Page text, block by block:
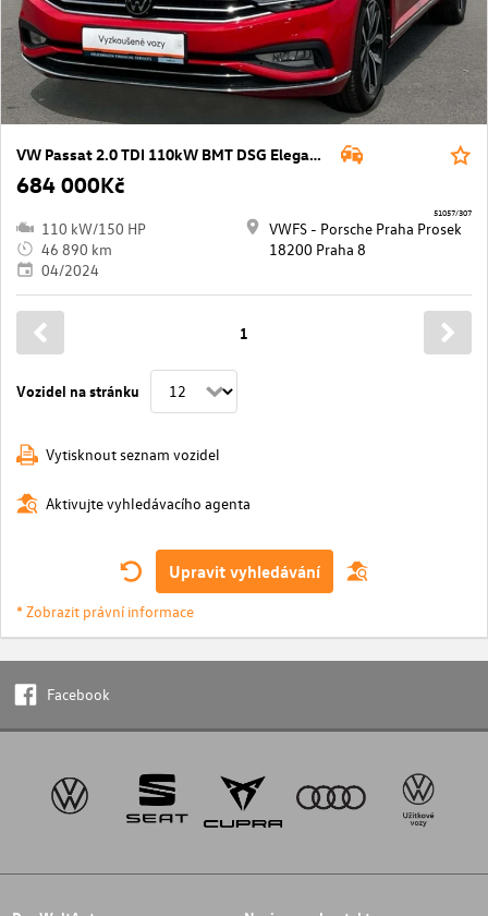
VW Passat 2.0 TDI 110kW BMT DSG Elegance Variant
684 000Kč
110 kW/150 HP
46 890 km
04/2024
VWFS - Porsche Praha Prosek
18200 Praha 8
51057/307
Vozidel na stránku
1
Vytisknout seznam vozidel
Aktivujte vyhledávacího agenta
Upravit vyhledávání
* Zobrazit právní informace
Facebook